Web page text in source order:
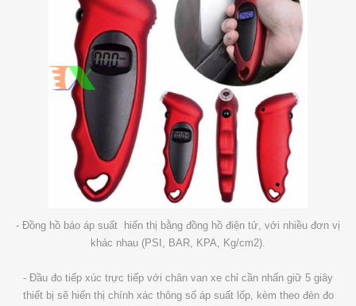
- Đồng hồ báo áp suất hiển thị bằng đồng hồ điện tử, với nhiều đơn vị
khác nhau (PSI, BAR, KPA, Kg/cm2).
- Đầu đo tiếp xúc trực tiếp với chân van xe chỉ cần nhấn giữ 5 giây
thiết bị sẽ hiển thị chính xác thông số áp suất lốp, kèm theo đèn đo